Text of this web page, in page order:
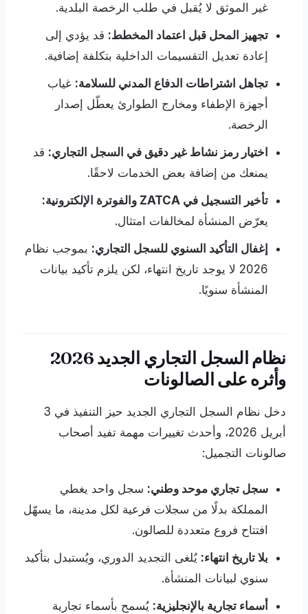
غير الموثق لا يُقبل في طلب الرخصة البلدية.
تجهيز المحل قبل اعتماد المخطط: قد يؤدي إلى
إعادة تعديل التقسيمات الداخلية بتكلفة إضافية.
تجاهل اشتراطات الدفاع المدني للسلامة: غياب
أجهزة الإطفاء ومخارج الطوارئ يعطّل إصدار
الرخصة.
اختيار رمز نشاط غير دقيق في السجل التجاري: قد
يمنعك من إضافة بعض الخدمات لاحقًا.
تأخير التسجيل في ZATCA والفوترة الإلكترونية:
يعرّض المنشأة لمخالفات امتثال.
إغفال التأكيد السنوي للسجل التجاري: بموجب نظام
2026 لا يوجد تاريخ انتهاء، لكن يلزم تأكيد بيانات
المنشأة سنويًا.
نظام السجل التجاري الجديد 2026
وأثره على الصالونات
دخل نظام السجل التجاري الجديد حيز التنفيذ في 3
أبريل 2026، وأحدث تغييرات مهمة تفيد أصحاب
صالونات التجميل:
سجل تجاري موحد وطني: سجل واحد يغطي
المملكة بدلًا من سجلات فرعية لكل مدينة، ما يسهّل
افتتاح فروع متعددة للصالون.
بلا تاريخ انتهاء: يُلغى التجديد الدوري، ويُستبدل بتأكيد
سنوي لبيانات المنشأة.
أسماء تجارية بالإنجليزية: يُسمح بأسماء تجارية